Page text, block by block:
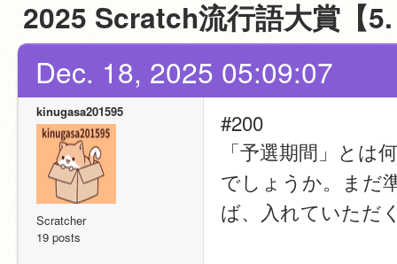
2025 Scratch流行語大賞【
Dec. 18, 2025 05:09:07
kinugasa201595
Scratcher
19 posts
#200
「予選期間」と
でしょうか。まだ
ば、入れていただ